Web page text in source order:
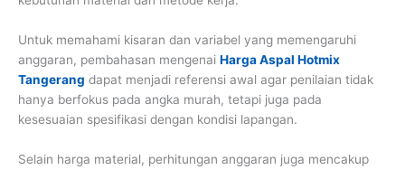
Untuk memahami kisaran dan variabel yang memengaruhi
anggaran, pembahasan mengenai Harga Aspal Hotmix
Tangerang dapat menjadi referensi awal agar penilaian tidak
hanya berfokus pada angka murah, tetapi juga pada
kesesuaian spesifikasi dengan kondisi lapangan.
Selain harga material, perhitungan anggaran juga mencakup